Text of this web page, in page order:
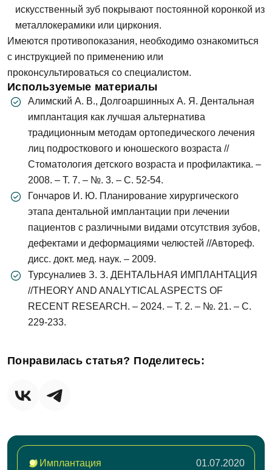
искусственный зуб покрывают постоянной коронкой из
металлокерамики или циркония.
Имеются противопоказания, необходимо ознакомиться
с инструкцией по применению или
проконсультироваться со специалистом.
Используемые материалы
Алимский А. В., Долгоаршинных А. Я. Дентальная
имплантация как лучшая альтернатива
традиционным методам ортопедического лечения
лиц подросткового и юношеского возраста //
Стоматология детского возраста и профилактика. –
2008. – Т. 7. – №. 3. – С. 52-54.
Гончаров И. Ю. Планирование хирургического
этапа дентальной имплантации при лечении
пациентов с различными видами отсутствия зубов,
дефектами и деформациями челюстей //Автореф.
дисс. докт. мед. наук. – 2009.
Турсуналиев З. З. ДЕНТАЛЬНАЯ ИМПЛАНТАЦИЯ
//THEORY AND ANALYTICAL ASPECTS OF
RECENT RESEARCH. – 2024. – Т. 2. – №. 21. – С.
229-233.
Понравилась статья? Поделитесь:
Имплантация 01.07.2020
Телефон
Согласен на обработку персональных
данных
Записаться на приём
Сообщение
Согласен наобработку персональных
Заявка отправлена!
Мы свяжемся с вами в ближайшее время
ОК